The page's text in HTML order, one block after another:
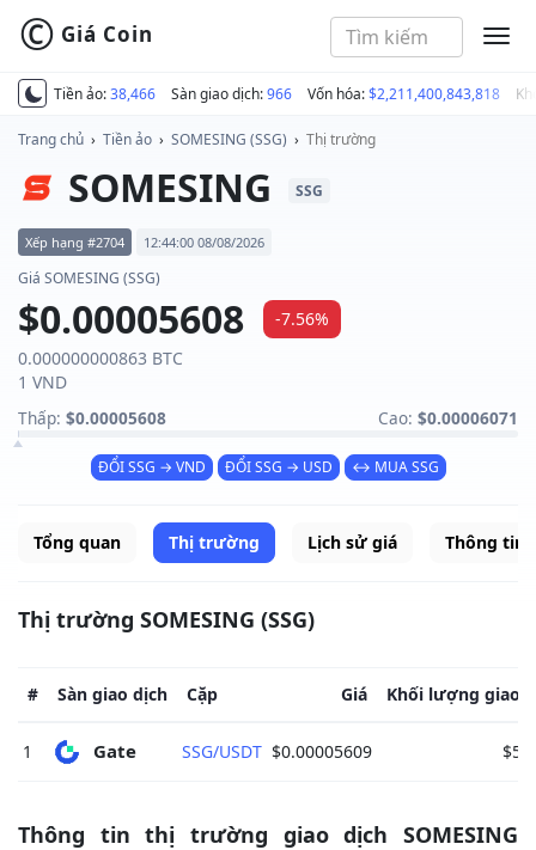
Tiền ảo:38,466 Sàn giao dịch:966 Vốn hóa:$2,211,400,843,818
© Giá Coin
Trang chủ › Tiền ảo › SOMESING (SSG) › Thị trường
SOMESING SSG
Xếp hạng #2704 12:44:00 08/08/2026
Giá SOMESING (SSG)
$0.00005608
-7.56%
0.000000000863 BTC
1 VND
Thấp: $0.00005608 Cao: $0.00006071
ĐỔI SSG → VND ĐỔI SSG → USD ↔ MUA SSG
Tổng quan Thị trường Lịch sử giá Thông tin
Thị trường SOMESING (SSG)
# Sàn giao dịch Cặp Giá Khối lượng giao
1 Gate SSG/USDT $0.00005609
Thông tin thị trường giao dịch SOMESING